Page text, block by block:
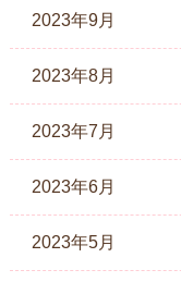
2023年9月
2023年8月
2023年7月
2023年6月
2023年5月